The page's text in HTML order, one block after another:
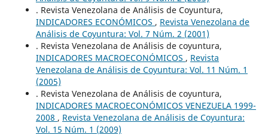
. Revista Venezolana de Análisis de Coyuntura,
INDICADORES ECONÓMICOS , Revista Venezolana de
Análisis de Coyuntura: Vol. 7 Núm. 2 (2001)
. Revista Venezolana de Análisis de coyuntura,
INDICADORES MACROECONÓMICOS , Revista
Venezolana de Análisis de Coyuntura: Vol. 11 Núm. 1
(2005)
. Revista Venezolana de Análisis de coyuntura,
INDICADORES MACROECONÓMICOS VENEZUELA 1999-
2008 , Revista Venezolana de Análisis de Coyuntura:
Vol. 15 Núm. 1 (2009)